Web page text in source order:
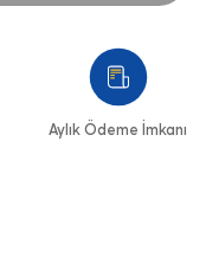
Aylık Ödeme İmkanı